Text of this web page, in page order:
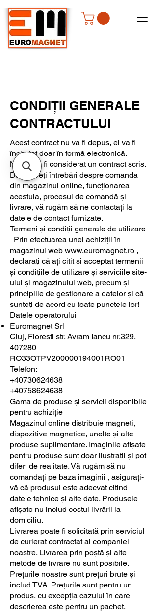
CONDIȚII GENERALE
CONTRACTULUI
Acest contract nu va fi depus, el va fi
încheiat doar în formă electronică.
Nu poate fi considerat un contract scris.
Dacă aveți întrebări despre comanda
din magazinul online, funcționarea
acestuia, procesul de comandă și
livrare, vă rugăm să ne contactați la
datele de contact furnizate.
Termeni și condiții generale de utilizare
Prin efectuarea unei achiziții în
magazinul web www.euromagnet.ro ,
declarați că ați citit și acceptat termenii
și condițiile de utilizare și serviciile site-
ului și magazinului web, precum și
principiile de gestionare a datelor și că
sunteți de acord cu toate punctele lor!
Datele operatorului
Euromagnet Srl
Cluj, Floresti str. Avram Iancu nr.329,
407280
RO33OTPV200000194001RO01
Telefon:
+40730624638
+40758624638
Gama de produse și servicii disponibile
pentru achiziție
Magazinul online distribuie magneți,
dispozitive magnetice, unelte și alte
produse suplimentare. Imaginile afișate
pentru produse sunt doar ilustrații și pot
diferi de realitate. Vă rugăm să nu
comandați pe baza imaginii , asigurați-
vă că produsul este adecvat citind
datele tehnice și alte date. Produsele
afișate nu includ costul livrării la
domiciliu.
Livrarea poate fi solicitată prin serviciul
de curierat contractat al companiei
noastre. Livrarea prin poștă și alte
metode de livrare nu sunt posibile.
Prețurile noastre sunt prețuri brute și
includ TVA. Prețurile sunt pentru un
produs, cu excepția cazului în care
descrierea este pentru un pachet.